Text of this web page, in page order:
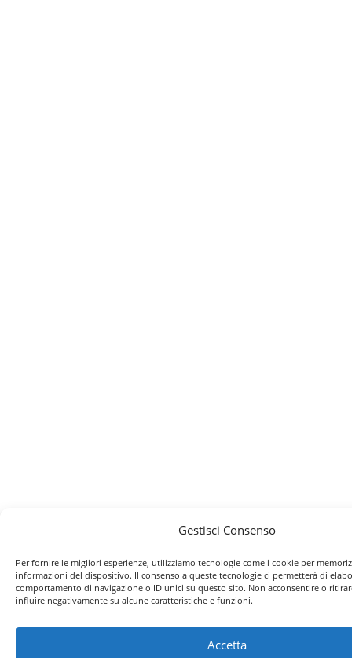
Gestisci Consenso
Per fornire le migliori esperienze, utilizziamo tecnologie come i cookie per
informazioni del dispositivo. Il consenso a queste tecnologie ci permetterà di
comportamento di navigazione o ID unici su questo sito. Non acconsentire o
influire negativamente su alcune caratteristiche e funzioni.
Accetta